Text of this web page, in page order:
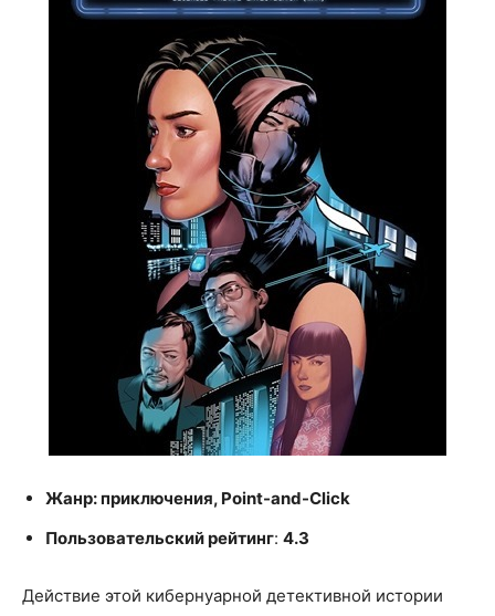
Жанр: приключения, Point-and-Click
Пользовательский рейтинг: 4.3
Действие этой кибернуарной детективной истории